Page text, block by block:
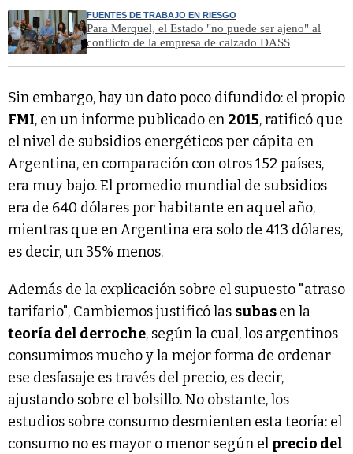
FUENTES DE TRABAJO EN RIESGO
Para Merquel, el Estado "no puede ser ajeno" al
conflicto de la empresa de calzado DASS
Sin embargo, hay un dato poco difundido: el propio
FMI, en un informe publicado en 2015, ratificó que
el nivel de subsidios energéticos per cápita en
Argentina, en comparación con otros 152 países,
era muy bajo. El promedio mundial de subsidios
era de 640 dólares por habitante en aquel año,
mientras que en Argentina era solo de 413 dólares,
es decir, un 35% menos.
Además de la explicación sobre el supuesto "atraso
tarifario", Cambiemos justificó las subasen la
teoría del derroche, según la cual, los argentinos
consumimos mucho y la mejor forma de ordenar
ese desfasaje es través del precio, es decir,
ajustando sobre el bolsillo. No obstante, los
estudios sobre consumo desmienten esta teoría: el
consumo no es mayor o menor según el precio del